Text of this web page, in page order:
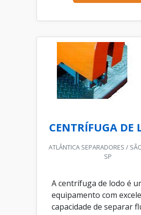
CENTRÍFUGA DE
ATLÂNTICA SEPARADORES /
SP
A centrífuga de lodo é
equipamento com
capacidade de separar